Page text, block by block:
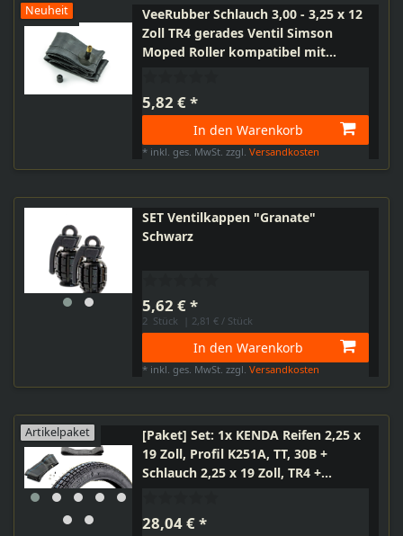
Neuheit
VeeRubber Schlauch 3,00 - 3,25 x 12
Zoll TR4 gerades Ventil Simson
Moped Roller kompatibel mit
5,82 € *
In den Warenkorb
* inkl. ges. MwSt. zzgl.Versandkosten
SET Ventilkappen "Granate"
Schwarz
5,62 € *
2 Stück | 2,81 € / Stück
In den Warenkorb
* inkl. ges. MwSt. zzgl.Versandkosten
Artikelpaket
[Paket] Set: 1x KENDA Reifen 2,25 x
19 Zoll, Profil K251A, TT, 30B +
Schlauch 2,25 x 19 Zoll, TR4 +
28,04 € *